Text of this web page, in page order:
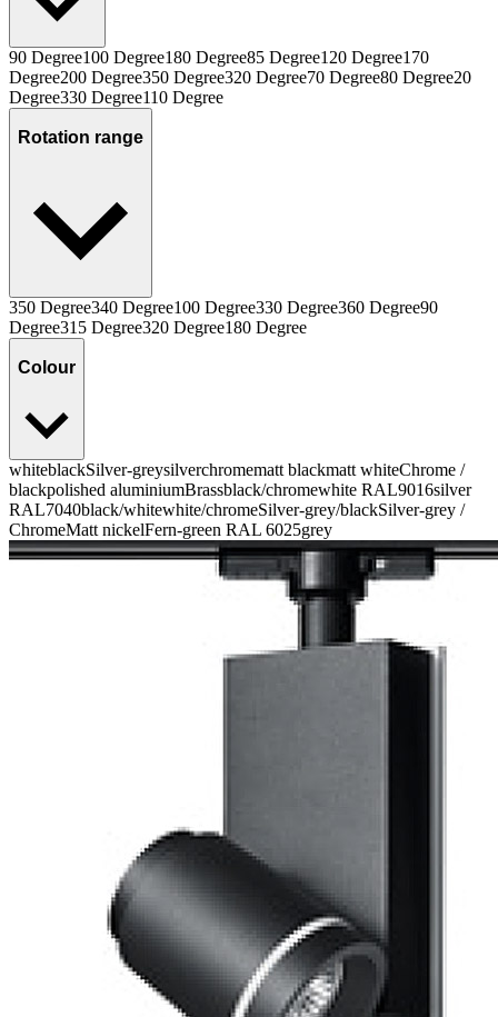
90 Degree100 Degree180 Degree85 Degree120 Degree170
Degree200 Degree350 Degree320 Degree70 Degree80 Degree20
Degree330 Degree110 Degree
Rotation range
350 Degree340 Degree100 Degree330 Degree360 Degree90
Degree315 Degree320 Degree180 Degree
Colour
whiteblackSilver-greysilverchromematt blackmatt whiteChrome /
blackpolished aluminiumBrassblack/chromewhite RAL9016silver
RAL7040black/whitewhite/chromeSilver-grey/blackSilver-grey /
ChromeMatt nickelFern-green RAL 6025grey